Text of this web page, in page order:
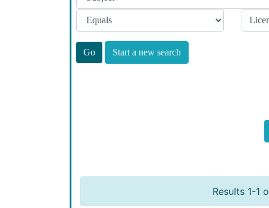
Start a new search
Results 1-1